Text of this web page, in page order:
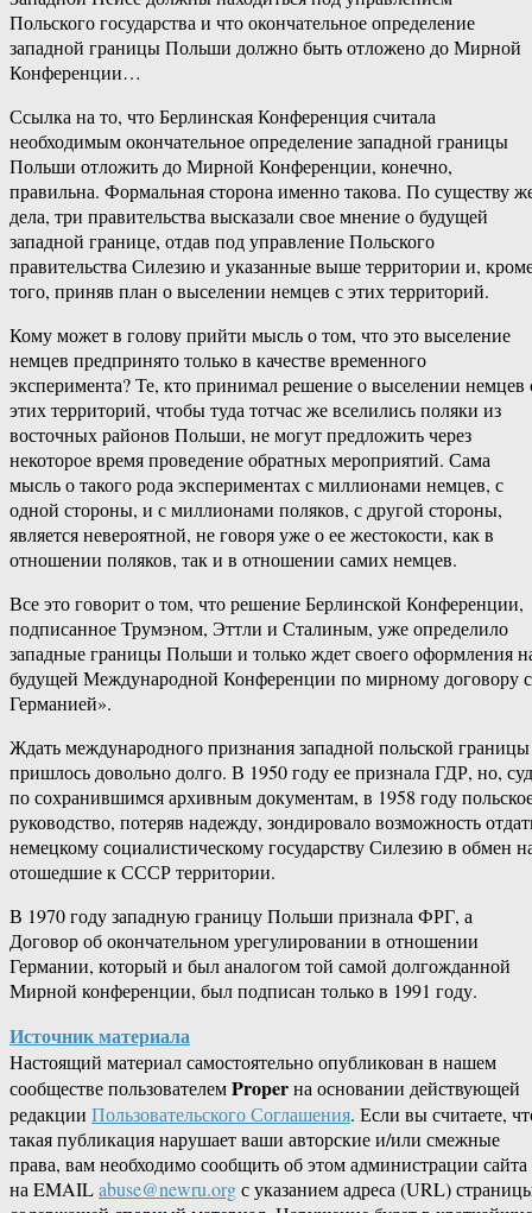
Польского государства и что окончательное определение
западной границы Польши должно быть отложено до Мирной
Конференции…
Ссылка на то, что Берлинская Конференция считала
необходимым окончательное определение западной границы
Польши отложить до Мирной Конференции, конечно,
правильна. Формальная сторона именно такова. По существу
дела, три правительства высказали свое мнение о будущей
западной границе, отдав под управление Польского
правительства Силезию и указанные выше территории и,
того, приняв план о выселении немцев с этих территорий.
Кому может в голову прийти мысль о том, что это выселение
немцев предпринято только в качестве временного
эксперимента? Те, кто принимал решение о выселении немцев
этих территорий, чтобы туда тотчас же вселились поляки из
восточных районов Польши, не могут предложить через
некоторое время проведение обратных мероприятий. Сама
мысль о такого рода экспериментах с миллионами немцев, с
одной стороны, и с миллионами поляков, с другой стороны,
является невероятной, не говоря уже о ее жестокости, как в
отношении поляков, так и в отношении самих немцев.
Все это говорит о том, что решение Берлинской Конференции,
подписанное Трумэном, Эттли и Сталиным, уже определило
западные границы Польши и только ждет своего оформления
будущей Международной Конференции по мирному договору с
Германией».
Ждать международного признания западной польской границы
пришлось довольно долго. В 1950 году ее признала ГДР, но,
по сохранившимся архивным документам, в 1958 году
руководство, потеряв надежду, зондировало возможность
немецкому социалистическому государству Силезию в обмен
отошедшие к СССР территории.
В 1970 году западную границу Польши признала ФРГ, а
Договор об окончательном урегулировании в отношении
Германии, который и был аналогом той самой долгожданной
Мирной конференции, был подписан только в 1991 году.
Источник материала
Настоящий материал самостоятельно опубликован в нашем
сообществе пользователемProperна основании действующей
редакции Пользовательского Соглашения. Если вы считаете,
такая публикация нарушает ваши авторские и/или смежные
права, вам необходимо сообщить об этом администрации сайта
на EMAILabuse@newru.orgс указанием адреса (URL)